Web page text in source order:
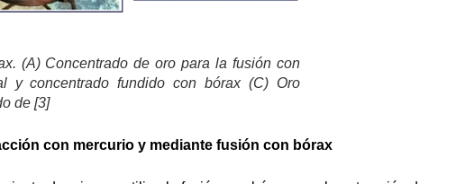
(A) Concentrado de oro para la fusión con
y concentrado fundido con bórax (C) Oro
de [3]
con mercurio y mediante fusión con bórax